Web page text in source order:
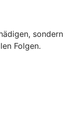
sondern
Folgen.